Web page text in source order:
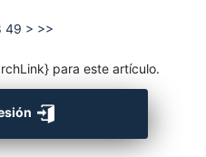
49 > >>
para este artículo.